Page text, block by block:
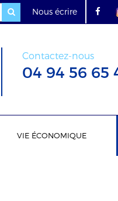
Nous écrire
Contactez-nous
04 94 56 65
VIE ÉCONOMIQUE